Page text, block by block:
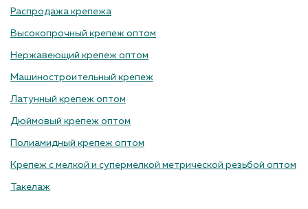
Распродажа крепежа
Высокопрочный крепеж оптом
Нержавеющий крепеж оптом
Машиностроительный крепеж
Латунный крепеж оптом
Дюймовый крепеж оптом
Полиамидный крепеж оптом
Крепеж с мелкой и супермелкой метрической резьбой оптом
Такелаж